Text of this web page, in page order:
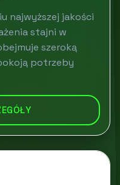
najwyższej jakości
stajni w
szeroką
potrzeby